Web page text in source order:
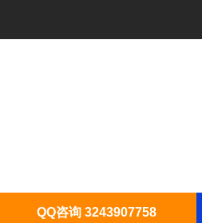
QQ咨询 3243907758